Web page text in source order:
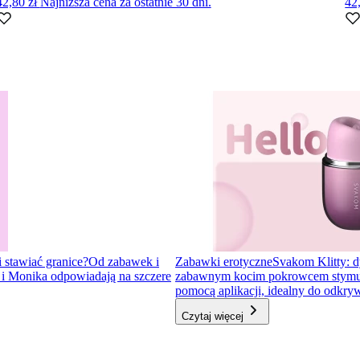
granice?Od zabawek i
Monika odpowiadają na szczere
Zabawki erotyczneSvakom Klitty:
zabawnym kocim pokrowcem
pomocą aplikacji, idealny do
Czytaj więcej